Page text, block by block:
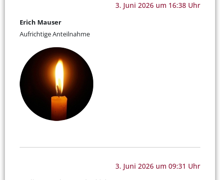
3. Juni 2026 um 16:38 Uhr
Erich Mauser
Aufrichtige Anteilnahme
3. Juni 2026 um 09:31 Uhr